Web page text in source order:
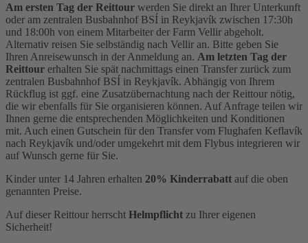
Am ersten Tag der Reittour werden Sie direkt an Ihrer Unterkunft
oder am zentralen Busbahnhof BSÍ in Reykjavík zwischen 17:30h
und 18:00h von einem Mitarbeiter der Farm Vellir abgeholt.
Alternativ reisen Sie selbständig nach Vellir an. Bitte geben Sie
Ihren Anreisewunsch in der Anmeldung an. Am letzten Tag der
Reittour erhalten Sie spät nachmittags einen Transfer zurück zum
zentralen Busbahnhof BSÍ in Reykjavík. Abhängig von Ihrem
Rückflug ist ggf. eine Zusatzübernachtung nach der Reittour nötig,
die wir ebenfalls für Sie organisieren können. Auf Anfrage teilen wir
Ihnen gerne die entsprechenden Möglichkeiten und Konditionen
mit. Auch einen Gutschein für den Transfer vom Flughafen Keflavík
nach Reykjavík und/oder umgekehrt mit dem Flybus integrieren wir
auf Wunsch gerne für Sie.
Kinder unter 14 Jahren erhalten 20% Kinderrabatt auf die oben
genannten Preise.
Auf dieser Reittour herrscht Helmpflicht zu Ihrer eigenen
Sicherheit!